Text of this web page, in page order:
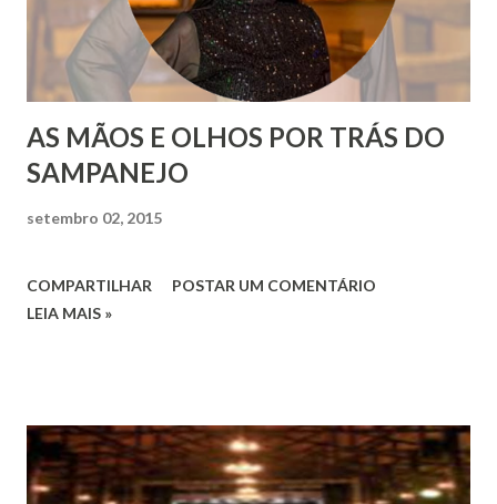
AS MÃOS E OLHOS POR TRÁS DO
SAMPANEJO
setembro 02, 2015
COMPARTILHAR
POSTAR UM COMENTÁRIO
LEIA MAIS »